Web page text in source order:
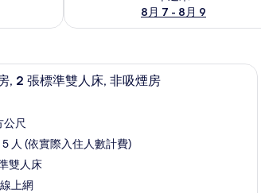
8月 7 - 8月 9
務 風格四人房, 2 張標準雙人床, 非
, 2 張標準雙人床, 非吸煙房
公尺
人 (依實際入住人數計費)
雙人床
上網